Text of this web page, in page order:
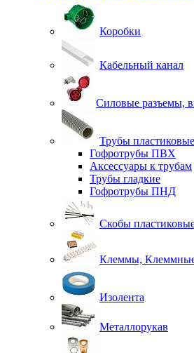
Коробки
Кабельный канал
Силовые разъемы,
Трубы
Гофротрубы ПВХ
Аксессуары к трубам
Трубы гладкие
Гофротрубы ПНД
Скобы
Клеммы,
Изолента
Металлорукав